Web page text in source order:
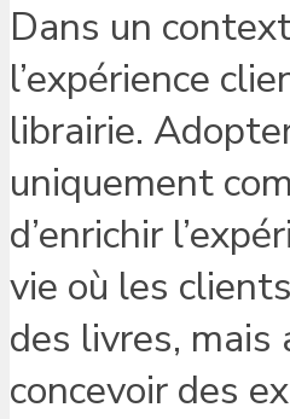
Dans un
l’expérience
librairie.
uniquement
d’enrichir
vie où les
des livres, mais
concevoir des